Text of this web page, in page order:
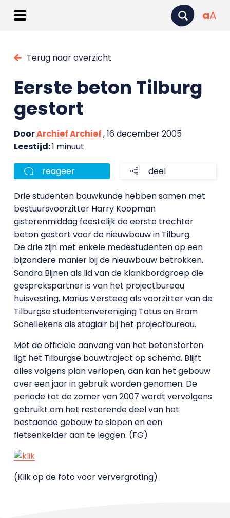
aA
Terug naar overzicht
Eerste beton Tilburg
gestort
DoorArchief Archief, 16 december 2005
Leestijd:1 minuut
reageer deel
Drie studenten bouwkunde hebben samen met
bestuursvoorzitter Harry Koopman
gisterenmiddag feestelijk de eerste trechter
beton gestort voor de nieuwbouw in Tilburg.
De drie zijn met enkele medestudenten op een
bijzondere manier bij de nieuwbouw betrokken.
Sandra Bijnen als lid van de klankbordgroep die
gesprekspartner is van het projectbureau
huisvesting, Marius Versteeg als voorzitter van de
Tilburgse studentenvereniging Totus en Bram
Schellekens als stagiair bij het projectbureau.
Met de officiële aanvang van het betonstorten
ligt het Tilburgse bouwtraject op schema. Blijft
alles volgens plan verlopen, dan kan het gebouw
over een jaar in gebruik worden genomen. De
periode tot de zomer van 2007 wordt vervolgens
gebruikt om het resterende deel van het
bestaande gebouw te slopen en een
fietsenkelder aan te leggen. (FG)
(Klik op de foto voor ververgroting)